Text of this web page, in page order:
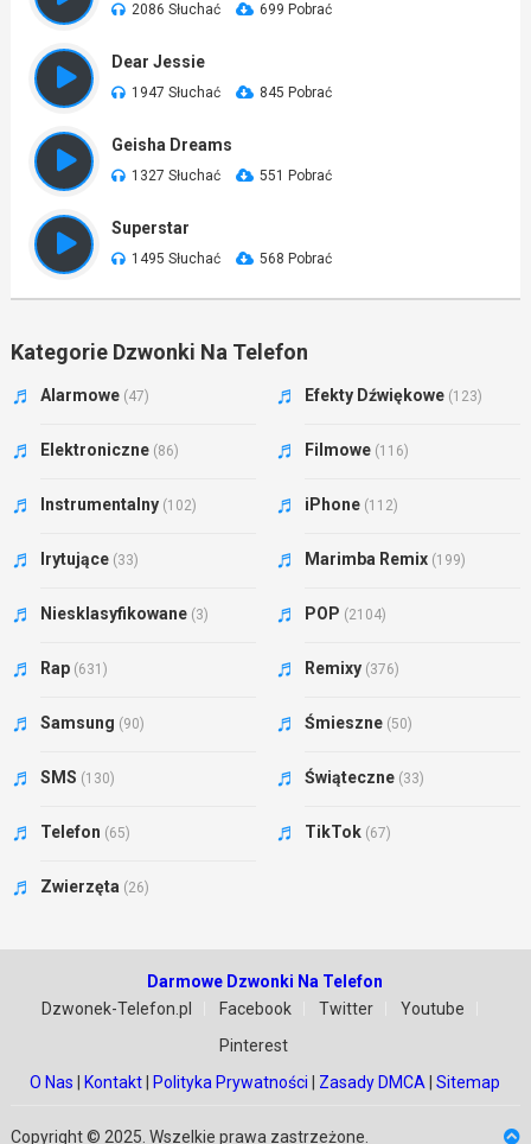
2086 Słuchać 699 Pobrać
Dear Jessie
1947 Słuchać 845 Pobrać
Geisha Dreams
1327 Słuchać 551 Pobrać
Superstar
1495 Słuchać 568 Pobrać
Kategorie Dzwonki Na Telefon
Alarmowe (47) Efekty Dźwiękowe (123)
Elektroniczne (86) Filmowe (116)
Instrumentalny (102) iPhone (112)
Irytujące (33) Marimba Remix (199)
Niesklasyfikowane (3) POP (2104)
Rap (631) Remixy (376)
Samsung (90) Śmieszne (50)
SMS (130) Świąteczne (33)
Telefon (65) TikTok (67)
Zwierzęta (26)
Darmowe Dzwonki Na Telefon
Dzwonek-Telefon.pl
Facebook Twitter
Youtube
Pinterest
O Nas
Kontakt Polityka Prywatności Zasady DMCA |Sitemap
Copyright © 2025. Wszelkie prawa zastrzeżone.